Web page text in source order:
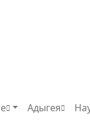
Адыгея